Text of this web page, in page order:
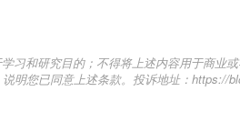
和研究目的；不得将上述内容用于商
明您已同意上述条款。投诉地址：https://